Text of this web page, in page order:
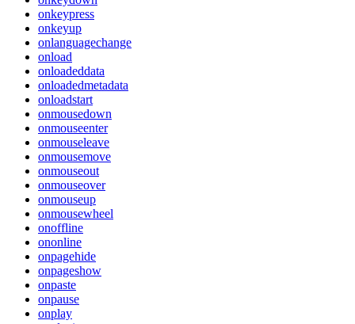
onkeypress
onkeyup
onlanguagechange
onload
onloadeddata
onloadedmetadata
onloadstart
onmousedown
onmouseenter
onmouseleave
onmousemove
onmouseout
onmouseover
onmouseup
onmousewheel
onoffline
ononline
onpagehide
onpageshow
onpaste
onpause
onplay